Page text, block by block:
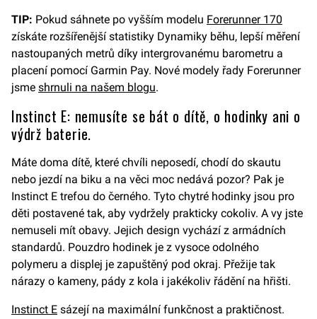
TIP: Pokud sáhnete po vyšším modelu Forerunner 170
získáte rozšířenější statistiky Dynamiky běhu, lepší měření
nastoupaných metrů díky intergrovanému barometru a
placení pomocí Garmin Pay. Nové modely řady Forerunner
jsme shrnuli na našem blogu.
Instinct E: nemusíte se bát o dítě, o hodinky ani o
výdrž baterie.
Máte doma dítě, které chvíli neposedí, chodí do skautu
nebo jezdí na biku a na věci moc nedává pozor? Pak je
Instinct E trefou do černého. Tyto chytré hodinky jsou pro
děti postavené tak, aby vydržely prakticky cokoliv. A vy jste
nemuseli mít obavy. Jejich design vychází z armádních
standardů. Pouzdro hodinek je z vysoce odolného
polymeru a displej je zapuštěný pod okraj. Přežije tak
nárazy o kameny, pády z kola i jakékoliv řádění na hřišti.
Instinct E sázejí na maximální funkčnost a praktičnost.